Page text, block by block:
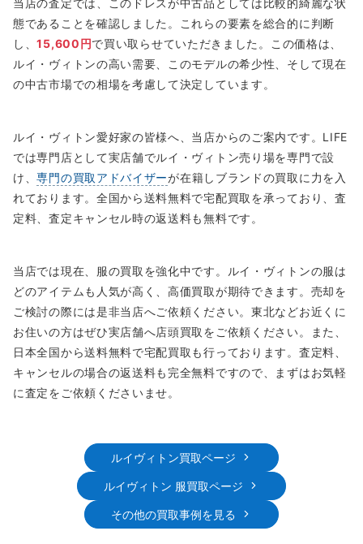
当店の査定では、このドレスが中古品としては比較的綺麗な状
態であることを確認しました。これらの要素を総合的に判断
し、15,600円で買い取らせていただきました。この価格は、
ルイ・ヴィトンの高い需要、このモデルの希少性、そして現在
の中古市場での相場を考慮して決定しています。
ルイ・ヴィトン愛好家の皆様へ、当店からのご案内です。LIFE
では専門店として実店舗でルイ・ヴィトン売り場を専門で設
け、専門の買取アドバイザーが在籍しブランドの買取に力を入
れております。全国から送料無料で宅配買取を承っており、査
定料、査定キャンセル時の返送料も無料です。
当店では現在、服の買取を強化中です。ルイ・ヴィトンの服は
どのアイテムも人気が高く、高価買取が期待できます。売却を
ご検討の際には是非当店へご依頼ください。東北などお近くに
お住いの方はぜひ実店舗へ店頭買取をご依頼ください。また、
日本全国から送料無料で宅配買取も行っております。査定料、
キャンセルの場合の返送料も完全無料ですので、まずはお気軽
に査定をご依頼くださいませ。
ルイヴィトン買取ページ
ルイヴィトン 服買取ページ
その他の買取事例を見る